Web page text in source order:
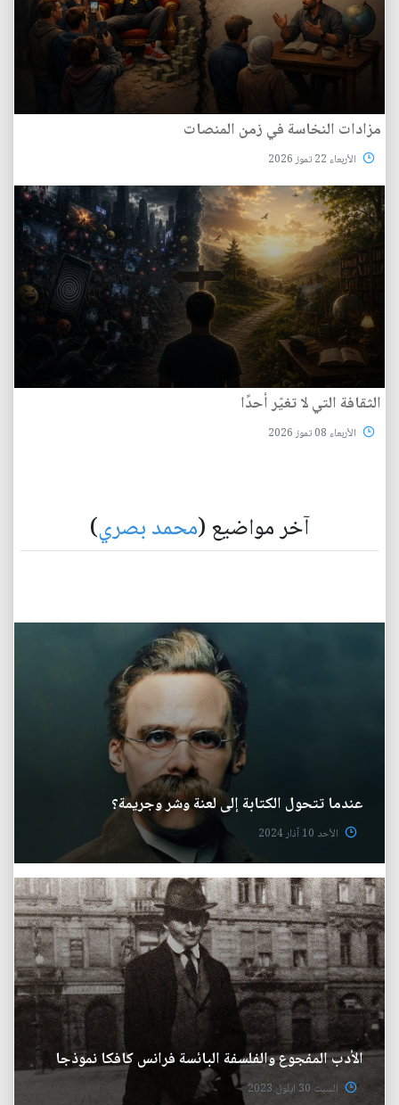
مزادات النخاسة في زمن المنصات
الأربعاء 22 تموز 2026
الثقافة التي لا تغيّر أحدًا
الأربعاء 08 تموز 2026
آخر مواضيع (محمد بصري)
عندما تتحول الكتابة إلى لعنة وشر وجريمة؟
الأحد 10 آذار 2024
الأدب المفجوع والفلسفة البائسة فرانس كافكا نموذجا
السبت 30 ايلول 2023